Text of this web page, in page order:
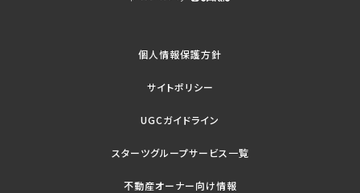
個人情報保護方針
サイトポリシー
UGCガイドライン
スターツグループサービス一覧
不動産オーナー向け情報